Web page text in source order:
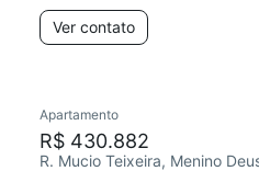
Ver contato
Redecorar
Apartamento
R$ 430.882
R. Mucio Teixeira, Menino